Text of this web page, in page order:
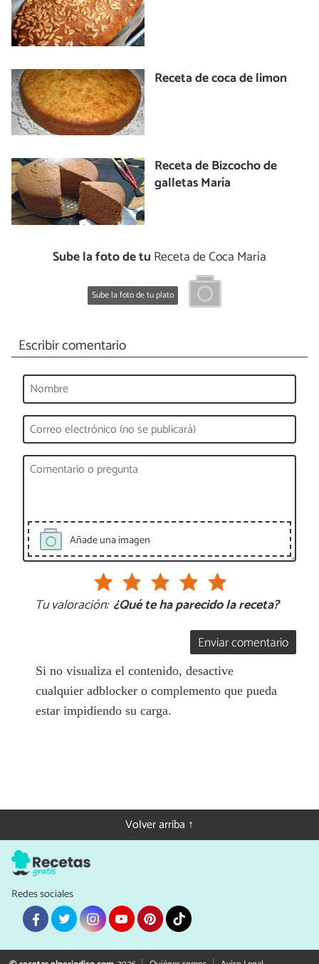
Receta de coca de limon
Receta de Bizcocho de
galletas María
Sube la foto de tu Receta de Coca María
Sube la foto de tu plato
Escribir comentario
Añade una imagen
Tu valoración: ¿Qué te ha parecido la receta?
Enviar comentario
Si no visualiza el contenido, desactive
cualquier adblocker o complemento que pueda
estar impidiendo su carga.
Volver arriba ↑
Redes sociales